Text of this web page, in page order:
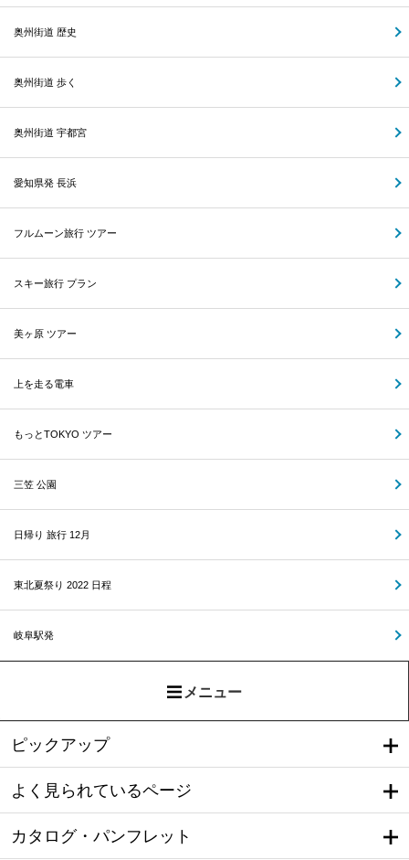
奥州街道 歴史
奥州街道 歩く
奥州街道 宇都宮
愛知県発 長浜
フルムーン旅行 ツアー
スキー旅行 プラン
美ヶ原 ツアー
上を走る電車
もっとTOKYO ツアー
三笠 公園
日帰り 旅行 12月
東北夏祭り 2022 日程
岐阜駅発
メニュー
ピックアップ
よく見られているページ
カタログ・パンフレット